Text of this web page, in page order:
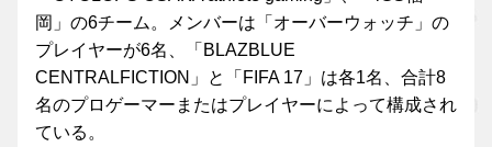
岡」の6チーム。メンバーは「オーバーウォッチ」の
プレイヤーが6名、「BLAZBLUE
CENTRALFICTION」と「FIFA 17」は各1名、合計8
名のプロゲーマーまたはプレイヤーによって構成され
ている。